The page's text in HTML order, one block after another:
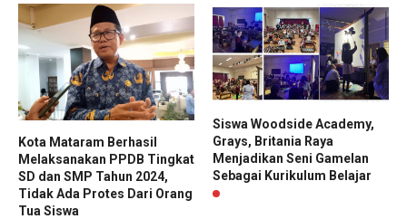
Kota Mataram Berhasil
Melaksanakan PPDB Tingkat
SD dan SMP Tahun 2024,
Tidak Ada Protes Dari Orang
Tua Siswa
Siswa Woodside Academy,
Grays, Britania Raya
Menjadikan Seni Gamelan
Sebagai Kurikulum Belajar